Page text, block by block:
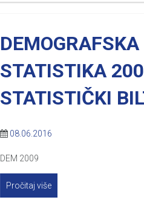
DEMOGRAFSKA
STATISTIKA
STATISTIČKI
08.06.2016
DEM 2009
Pročitaj više